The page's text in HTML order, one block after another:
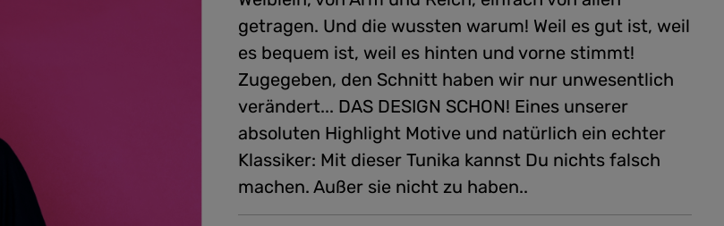
getragen. Und die wussten warum! Weil es gut ist, weil
es bequem ist, weil es hinten und vorne stimmt!
Zugegeben, den Schnitt haben wir nur unwesentlich
verändert... DAS DESIGN SCHON! Eines unserer
absoluten Highlight Motive und natürlich ein echter
Klassiker: Mit dieser Tunika kannst Du nichts falsch
machen. Außer sie nicht zu haben..